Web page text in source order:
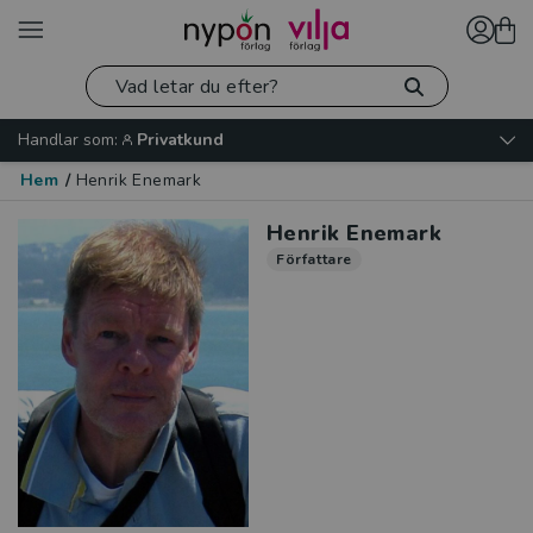
Handlar som:
Privatkund
Hem / Henrik Enemark
Henrik Enemark
Författare